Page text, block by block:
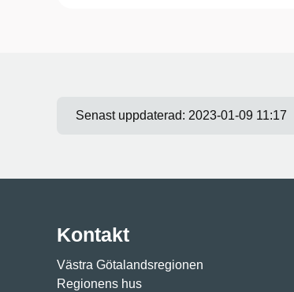
Senast uppdaterad: 2023-01-09 11:17
Kontakt
Västra Götalandsregionen
Regionens hus